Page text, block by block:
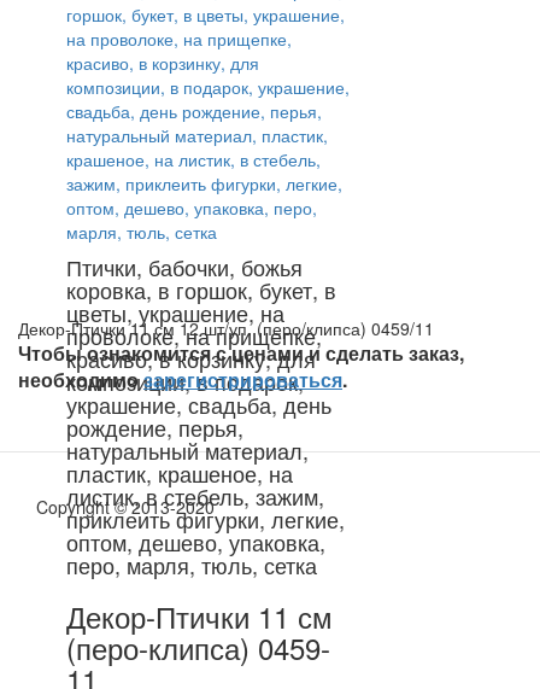
Птички, бабочки, божья
коровка, в горшок, букет, в
цветы, украшение, на
проволоке, на прищепке,
красиво, в корзинку, для
композиции, в подарок,
украшение, свадьба, день
рождение, перья,
натуральный материал,
пластик, крашеное, на
листик, в стебель, зажим,
приклеить фигурки, легкие,
оптом, дешево, упаковка,
перо, марля, тюль, сетка
Декор-Птички 11 см
(перо-клипса) 0459-
11
Декор-Птички 11 см 12 шт/уп. (перо/клипса) 0459/11
Чтобы ознакомится с ценами и сделать заказ,
необходимозарегистрироваться.
Copyright © 2013-2020